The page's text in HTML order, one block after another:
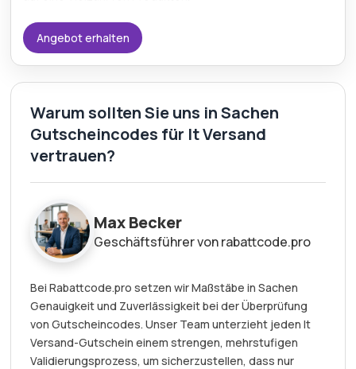
Angebot erhalten
Warum sollten Sie uns in Sachen
Gutscheincodes für It Versand
vertrauen?
Max Becker
Geschäftsführer von rabattcode.pro
Bei Rabattcode.pro setzen wir Maßstäbe in Sachen
Genauigkeit und Zuverlässigkeit bei der Überprüfung
von Gutscheincodes. Unser Team unterzieht jeden It
Versand-Gutschein einem strengen, mehrstufigen
Validierungsprozess, um sicherzustellen, dass nur